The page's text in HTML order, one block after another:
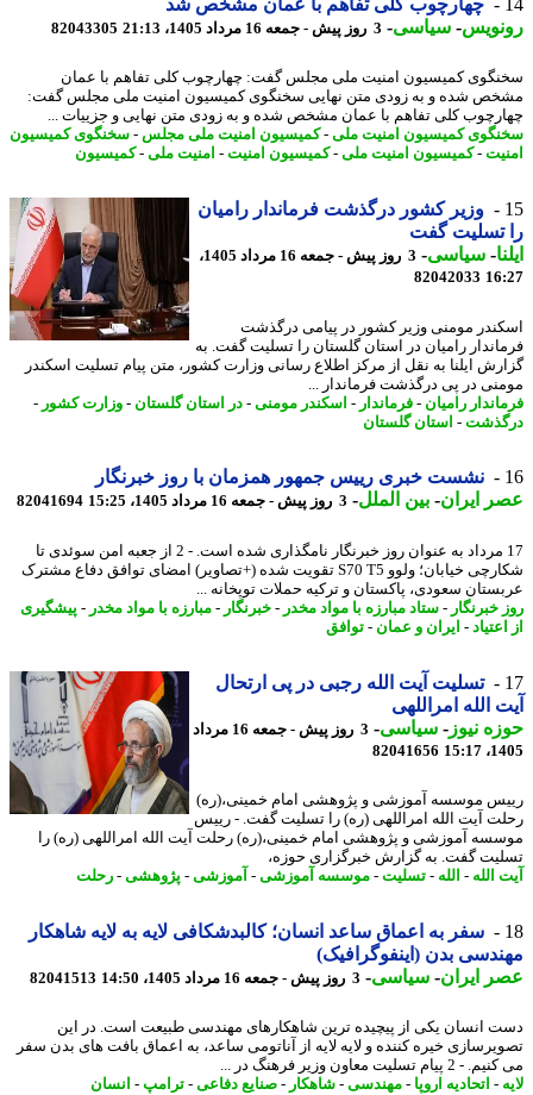
-سیاسی-3 روز پیش - جمعه 16 مرداد 1405، 21:13 82043305
کمیسیون امنیت ملی مجلس گفت: چهارچوب کلی تفاهم با عمان
شده و به زودی متن نهایی سخنگوی کمیسیون امنیت ملی مجلس گفت:
کلی تفاهم با عمان مشخص شده و به زودی متن نهایی و جزییات ...
کمیسیون امنیت ملی -کمیسیون امنیت ملی مجلس-سخنگوی کمیسیون
-کمیسیون امنیت ملی -کمیسیون امنیت-امنیت ملی -کمیسیون
وزیر کشور درگذشت فرماندار رامیان
تسلیت گفت
-سیاسی-
3 روز پیش - جمعه 16 مرداد 1405،
82042033
مومنی وزیر کشور در پیامی درگذشت
رامیان در استان گلستان را تسلیت گفت. به
ایلنا به نقل از مرکز اطلاع رسانی وزارت کشور، متن پیام تسلیت اسکندر
در پی درگذشت فرماندار ...
رامیان-فرماندار-اسکندر مومنی-در استان گلستان-وزارت کشور-
-استان گلستان
نشست خبری رییس جمهور همزمان با روز خبرنگار
ایران- بین الملل-3 روز پیش - جمعه 16 مرداد 1405، 15:25 82041694
17 مرداد به عنوان روز خبرنگار نامگذاری شده است. - 2 از جعبه امن سوئدی تا
شکارچی خیابان؛ ولوو S70 T5 تقویت شده (+تصاویر) امضای توافق دفاع مشترک
سعودی، پاکستان و ترکیه حملات توپخانه ...
خبرنگار -ستاد مبارزه با مواد مخدر-خبرنگار -مبارزه با مواد مخدر-پیشگیری
-ایران و عمان-توافق
تسلیت آیت الله رجبی در پی ارتحال
الله امراللهی
نیوز-سیاسی-
3 روز پیش - جمعه 16 مرداد
82041656
موسسه آموزشی و پژوهشی امام خمینی،(ره)
آیت الله امراللهی (ره) را تسلیت گفت. - رییس
آموزشی و پژوهشی امام خمینی،(ره) رحلت آیت الله امراللهی (ره) را
گفت. به گزارش خبرگزاری حوزه،
الله-الله-تسلیت-موسسه آموزشی -آموزشی -پژوهشی-رحلت
سفر به اعماق ساعد انسان؛ کالبدشکافی لایه به لایه شاهکار
بدن (اینفوگرافیک)
ایران- سیاسی-3 روز پیش - جمعه 16 مرداد 1405، 14:50 82041513
انسان یکی از پیچیده ترین شاهکارهای مهندسی طبیعت است. در این
خیره کننده و لایه لایه از آناتومی ساعد، به اعماق بافت های بدن سفر
تسلیت معاون وزیر فرهنگ در ...
-اتحادیه اروپا - مهندسی-شاهکار-صنایع دفاعی-ترامپ -انسان